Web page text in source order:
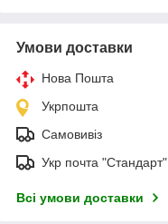
Умови доставки
Нова Пошта
Укрпошта
Самовивіз
Укр почта "Стандарт"
Всі умови доставки